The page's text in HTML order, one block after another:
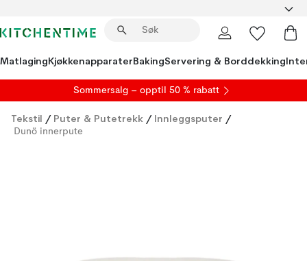
MatlagingKjøkkenapparaterBakingServering & Borddekking
Sommersalg – opptil 50 % rabatt
Tekstil / Puter & Putetrekk / Innleggsputer /
Dunö innerpute